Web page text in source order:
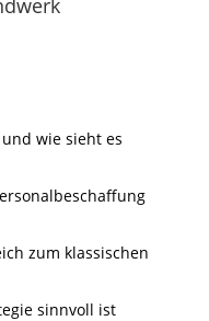
wie sieht es
zum klassischen
sinnvoll ist